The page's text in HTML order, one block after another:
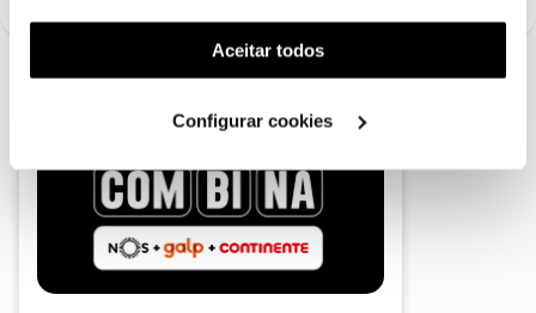
funcionalidade) e adaptar anúncios aos seus interesses
(cookies de publicidade personalizada). Pode gerir a
utilização dos cookies clicando em "Configurar
Aceitar todos
Configurar cookies